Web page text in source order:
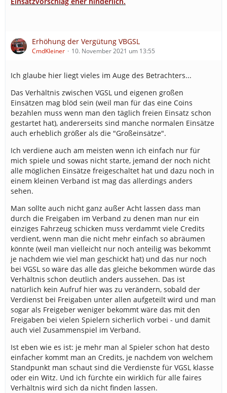
Erhöhung der Vergütung VBGSL
CmdKleiner 10. November 2021 um 13:55
Ich glaube hier liegt vieles im Auge des Betrachters...
Das Verhältnis zwischen VGSL und eigenen großen
Einsätzen mag blöd sein (weil man für das eine Coins
bezahlen muss wenn man den täglich freien Einsatz schon
gestartet hat), andererseits sind manche normalen Einsätze
auch erheblich größer als die "Großeinsätze".
Ich verdiene auch am meisten wenn ich einfach nur für
mich spiele und sowas nicht starte, jemand der noch nicht
alle möglichen Einsätze freigeschaltet hat und dazu noch in
einem kleinen Verband ist mag das allerdings anders
sehen.
Man sollte auch nicht ganz außer Acht lassen dass man
durch die Freigaben im Verband zu denen man nur ein
einziges Fahrzeug schicken muss verdammt viele Credits
verdient, wenn man die nicht mehr einfach so abräumen
könnte (weil man vielleicht nur noch anteilig was bekommt
je nachdem wie viel man geschickt hat) und das nur noch
bei VGSL so wäre das alle das gleiche bekommen würde das
Verhältnis schon deutlich anders aussehen. Das ist
natürlich kein Aufruf hier was zu verändern, sobald der
Verdienst bei Freigaben unter allen aufgeteilt wird und man
sogar als Freigeber weniger bekommt wäre das mit den
Freigaben bei vielen Spielern sicherlich vorbei - und damit
auch viel Zusammenspiel im Verband.
Ist eben wie es ist: je mehr man al Spieler schon hat desto
einfacher kommt man an Credits, je nachdem von welchem
Standpunkt man schaut sind die Verdienste für VGSL klasse
oder ein Witz. Und ich fürchte ein wirklich für alle faires
Verhältnis wird sich da nicht finden lassen.